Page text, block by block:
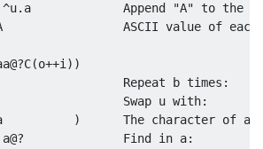
Append "A" to the
A                 ASCII value of
Repeat b times:
Swap u with:
)      The character of a
Find in a: